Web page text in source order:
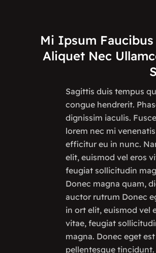
Mi Ipsum Faucibus
Aliquet Nec
Sagittis duis tempus
congue hendrerit.
dignissim iaculis.
lorem nec mi venenatis
efficitur eu in nunc.
elit, euismod vel eros
feugiat sollicitudin
Donec magna quam,
auctor rutrum Donec
in ort elit, euismod vel
vitae, feugiat
magna. Donec eget
pellentesque